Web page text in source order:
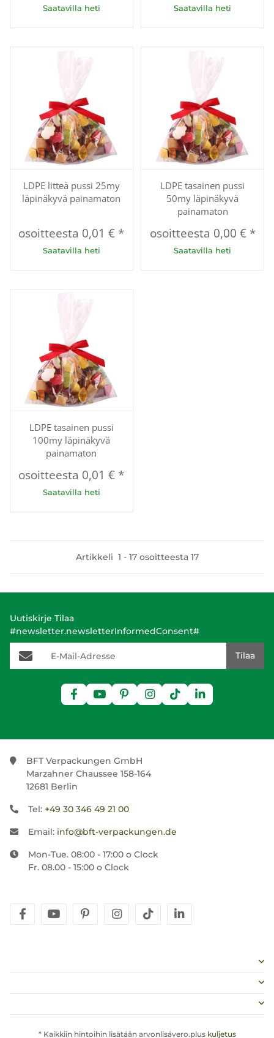
Saatavilla heti Saatavilla heti
LDPE litteä pussi 25my
läpinäkyvä painamaton
osoitteesta 0,01 € *
Saatavilla heti
LDPE tasainen pussi
50my läpinäkyvä
painamaton
osoitteesta 0,00 € *
Saatavilla heti
LDPE tasainen pussi
100my läpinäkyvä
painamaton
osoitteesta 0,01 € *
Saatavilla heti
Artikkeli 1 - 17osoitteesta 17
Uutiskirje Tilaa
#newsletter.newsletterInformedConsent#
E-Mail-Adresse
Tilaa
BFT Verpackungen GmbH
Marzahner Chaussee 158-164
12681 Berlin
Tel: +49 30 346 49 21 00
Email: info@bft-verpackungen.de
Mon-Tue. 08:00 - 17:00 o Clock
Fr. 08.00 - 15:00 o Clock
facebookyoutubepinterestinstagram
tiktok
* Kaikkiin hintoihin lisätään arvonlisävero.plus kuljetus